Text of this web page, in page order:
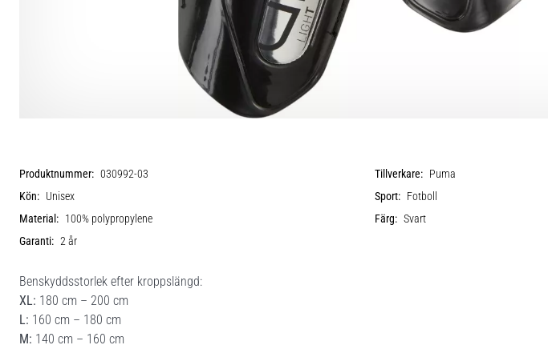
Produktnummer: 030992-03 Tillverkare: Puma
Kön: Unisex Sport: Fotboll
Material: 100% polypropylene Färg: Svart
Garanti: 2 år
Benskyddsstorlek efter kroppslängd:
XL: 180 cm – 200 cm
L: 160 cm – 180 cm
M: 140 cm – 160 cm